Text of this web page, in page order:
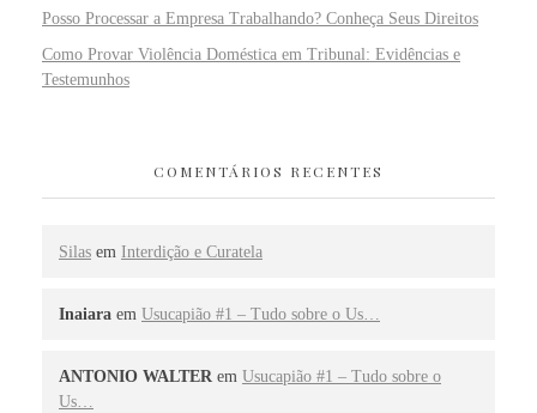
Posso Processar a Empresa Trabalhando? Conheça Seus Direitos
Como Provar Violência Doméstica em Tribunal: Evidências e
Testemunhos
COMENTÁRIOS RECENTES
Silas em Interdição e Curatela
Inaiara em Usucapião #1 – Tudo sobre o Us…
ANTONIO WALTER em Usucapião #1 – Tudo sobre o
Us…